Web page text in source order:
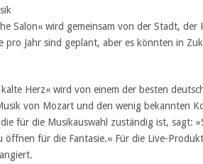
Salon« wird gemeinsam von der Stadt, der
pro Jahr sind geplant, aber es könnten in
Herz« wird von einem der besten
von Mozart und den wenig bekannten
für die Musikauswahl zuständig ist, sagt:
öffnen für die Fantasie.« Für die Live-